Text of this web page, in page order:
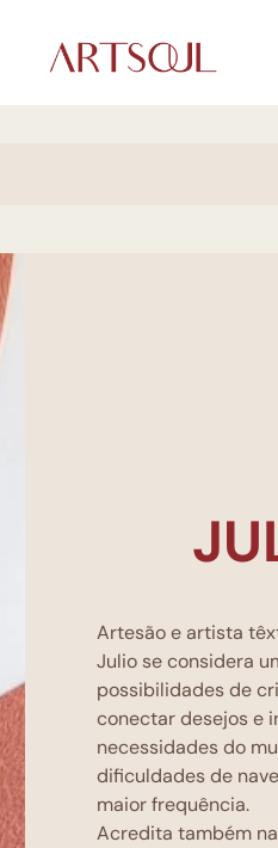
Artesão e artista
Julio se considera
possibilidades de
conectar desejos e
necessidades do
dificuldades de
maior frequência.
Acredita também